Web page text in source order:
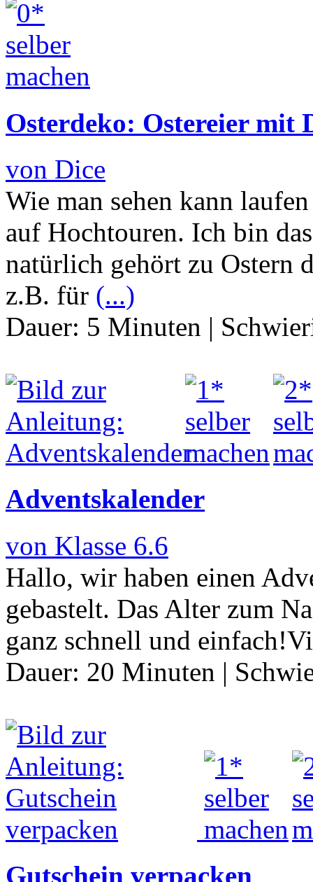
Osterdeko: Ostereier mit
von Dice
Wie man sehen kann
auf Hochtouren. Ich bin
natürlich gehört zu Ostern
z.B. für (...)
Dauer: 5 Minuten |
Adventskalender
von Klasse 6.6
Hallo, wir haben einen
gebastelt. Das Alter zum
ganz schnell und
Dauer: 20 Minuten |
Gutschein verpacken